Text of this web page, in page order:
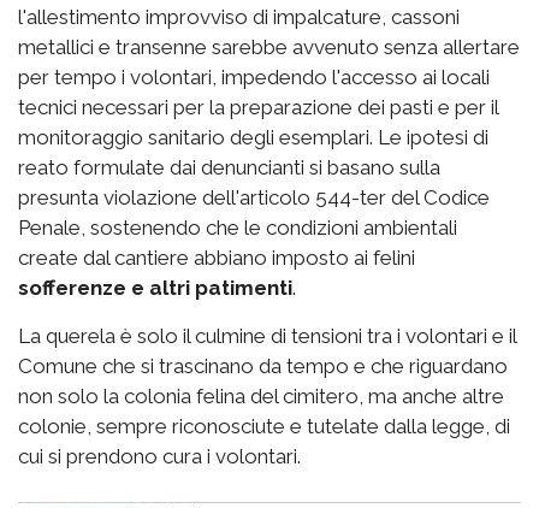
l'allestimento improvviso di impalcature, cassoni
metallici e transenne sarebbe avvenuto senza allertare
per tempo i volontari, impedendo l'accesso ai locali
tecnici necessari per la preparazione dei pasti e per il
monitoraggio sanitario degli esemplari. Le ipotesi di
reato formulate dai denuncianti si basano sulla
presunta violazione dell'articolo 544-ter del Codice
Penale, sostenendo che le condizioni ambientali
create dal cantiere abbiano imposto ai felini
sofferenze e altri patimenti.
La querela è solo il culmine di tensioni tra i volontari e il
Comune che si trascinano da tempo e che riguardano
non solo la colonia felina del cimitero, ma anche altre
colonie, sempre riconosciute e tutelate dalla legge, di
cui si prendono cura i volontari.